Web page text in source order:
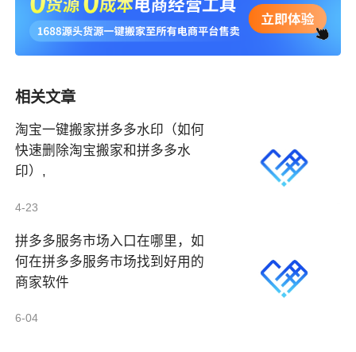
相关文章
淘宝一键搬家拼多多水印（如何
快速删除淘宝搬家和拼多多水
印）,
4-23
拼多多服务市场入口在哪里，如
何在拼多多服务市场找到好用的
商家软件
6-04